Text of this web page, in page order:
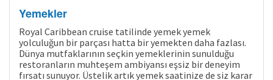
Yemekler
Royal Caribbean cruise tatilinde yemek yemek
yolculuğun bir parçası hatta bir yemekten daha fazlası.
Dünya mutfaklarının seçkin yemeklerinin sunulduğu
restoranların muhteşem ambiyansı eşsiz bir deneyim
fırsatı sunuyor. Üstelik artık yemek saatinize de siz karar